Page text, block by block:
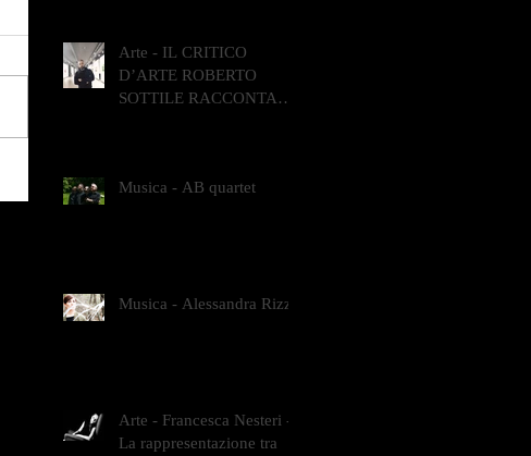
Arte - IL CRITICO
D’ARTE ROBERTO
SOTTILE RACCONTA
Musica - AB quartet
Musica - Alessandra Rizzo
Arte - Francesca Nesteri -
La rappresentazione tra